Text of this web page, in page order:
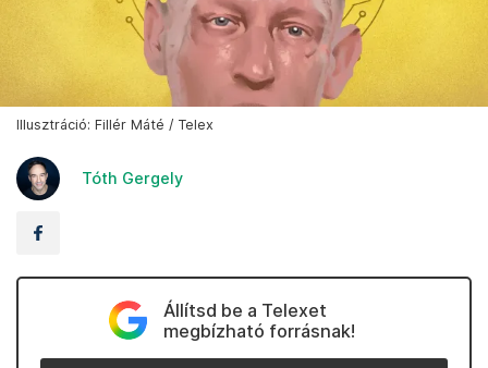
Illusztráció: Fillér Máté / Telex
Tóth Gergely
Állítsd be a Telexet
megbízható forrásnak!